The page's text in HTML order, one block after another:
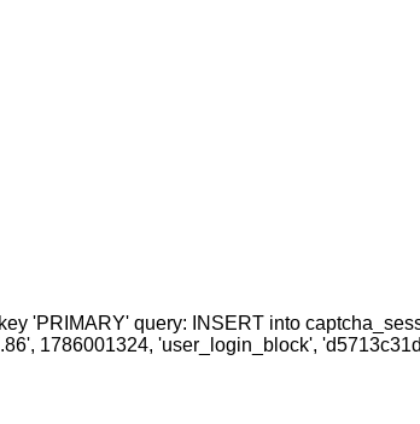
'PRIMARY' query: INSERT into
1786001324, 'user_login_block',